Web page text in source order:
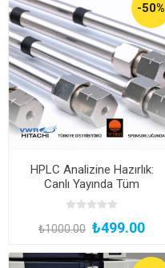
-50%
HPLC Analizine Hazırlık:
Canlı Yayında Tüm
Detaylarıyla!
₺1000.00 ₺499.00